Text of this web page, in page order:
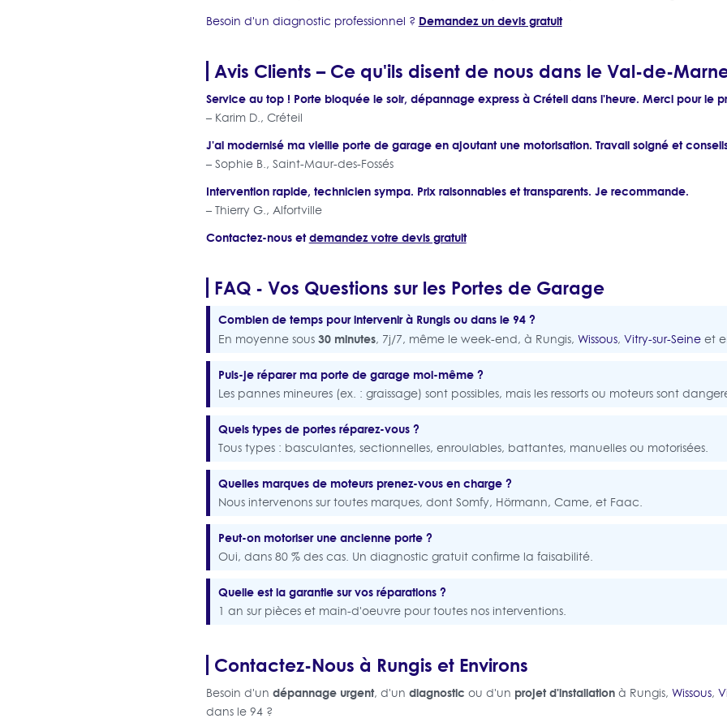
Besoin d'un diagnostic professionnel ? Demandez un devis gratuit
Avis Clients – Ce qu'ils disent de nous dans le Val-de-
Service au top ! Porte bloquée le soir, dépannage express à Créteil dans l'heure. Merci pour le
– Karim D., Créteil
J'ai modernisé ma vieille porte de garage en ajoutant une motorisation. Travail soigné et
– Sophie B., Saint-Maur-des-Fossés
Intervention rapide, technicien sympa. Prix raisonnables et transparents. Je recommande.
– Thierry G., Alfortville
Contactez-nous etdemandez votre devis gratuit
FAQ - Vos Questions sur les Portes de Garage
Combien de temps pour intervenir à Rungis ou dans le 94 ?
En moyenne sous 30 minutes, 7j/7, même le week-end, à Rungis, Wissous, Vitry-sur-Seineet
Puis-je réparer ma porte de garage moi-même ?
Les pannes mineures (ex. : graissage) sont possibles, mais les ressorts ou moteurs sont
Quels types de portes réparez-vous ?
Tous types : basculantes, sectionnelles, enroulables, battantes, manuelles ou motorisées.
Quelles marques de moteurs prenez-vous en charge ?
Nous intervenons sur toutes marques, dont Somfy, Hörmann, Came, et Faac.
Peut-on motoriser une ancienne porte ?
Oui, dans 80 % des cas. Un diagnostic gratuit confirme la faisabilité.
Quelle est la garantie sur vos réparations ?
1 an sur pièces et main-d'oeuvre pour toutes nos interventions.
Contactez-Nous à Rungis et Environs
Besoin d'un dépannage urgent, d'un diagnostic ou d'un projet d'installationà Rungis, Wissous,
dans le 94 ?